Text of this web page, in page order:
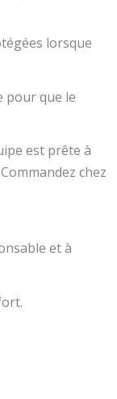
lorsque
pour que le
est prête à
chez
et à